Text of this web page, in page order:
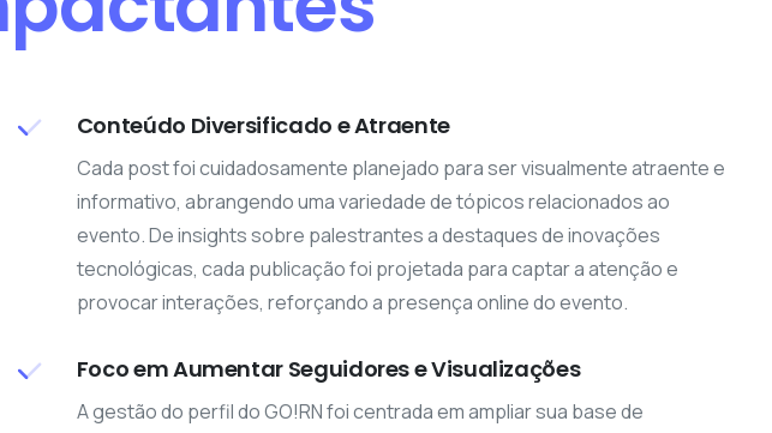
Conteúdo Diversificado e Atraente
Cada post foi cuidadosamente planejado para ser visualmente atraente e
informativo, abrangendo uma variedade de tópicos relacionados ao
evento. De insights sobre palestrantes a destaques de inovações
tecnológicas, cada publicação foi projetada para captar a atenção e
provocar interações, reforçando a presença online do evento.
Foco em Aumentar Seguidores e Visualizações
A gestão do perfil do GO!RN foi centrada em ampliar sua base de